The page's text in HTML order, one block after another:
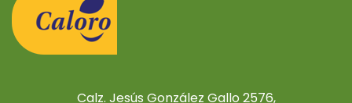
Calz. Jesús González Gallo 2576,